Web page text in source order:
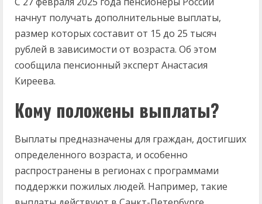
начнут получать дополнительные выплаты,
размер которых составит от 15 до 25 тысяч
рублей в зависимости от возраста. Об этом
сообщила пенсионный эксперт Анастасия
Киреева.
Кому положены выплаты?
Выплаты предназначены для граждан, достигших
определенного возраста, и особенно
распространены в регионах с программами
поддержки пожилых людей. Например, такие